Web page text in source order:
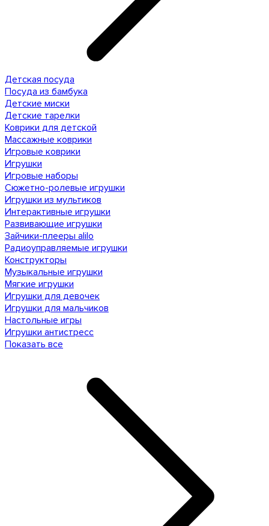
Детская посуда
Посуда из бамбука
Детские миски
Детские тарелки
Коврики для детской
Массажные коврики
Игровые коврики
Игрушки
Игровые наборы
Сюжетно-ролевые игрушки
Игрушки из мультиков
Интерактивные игрушки
Развивающие игрушки
Зайчики-плееры alilo
Радиоуправляемые игрушки
Конструкторы
Музыкальные игрушки
Мягкие игрушки
Игрушки для девочек
Игрушки для мальчиков
Настольные игры
Игрушки антистресс
Показать все